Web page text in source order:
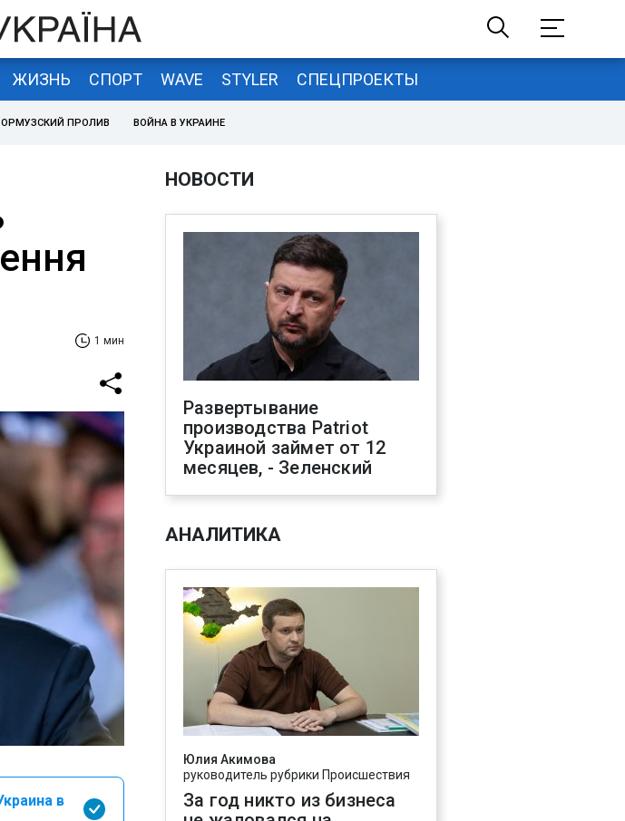
ЖИЗНЬ СПОРТ WAVE STYLER СПЕЦПРОЕКТЫ
ОРМУЗСКИЙ ПРОЛИВ ВОЙНА В УКРАИНЕ
1 мин
в
НОВОСТИ
Развертывание
производства Patriot
Украиной займет от 12
месяцев, - Зеленский
АНАЛИТИКА
Юлия Акимова
руководитель рубрики Происшествия
За год никто из бизнеса